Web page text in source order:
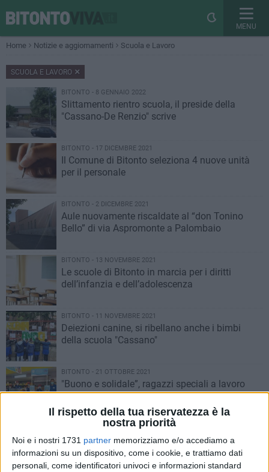
Il rispetto della tua riservatezza è la
nostra priorità
Noi e i nostri 1731 partner memorizziamo e/o accediamo a
informazioni su un dispositivo, come i cookie, e trattiamo dati
personali, come identificatori univoci e informazioni standard
MENU
Home Notizie e aggiornamenti Scuola e Lavoro
SCUOLA E LAVORO
BITONTO - 8 GENNAIO 2022
Slittamento rientro scuola, il preside della
"Cassano-De Renzio" scrive
BITONTO - 17 DICEMBRE 2021
Il Comune di Bitonto seleziona 4 nuove unità
per il personale
BITONTO - 2 DICEMBRE 2021
Aule nuovamente riscaldate al “don Tonino
Bello” di via Aspromonte a Palombaio
BITONTO - 13 NOVEMBRE 2021
Le scuole di Bitonto in marcia per i diritti
dell’infanzia e dell’adolescenza
BITONTO - 11 NOVEMBRE 2021
Deiezioni canine, si ribellano anche i bimbi
della scuola "Cassano"
BITONTO - 21 OTTOBRE 2021
"Buono e solidale”, ragazzi speciali a lavoro
con Despar-Centro Sud per la promozione
dell’uva da tavola
BITONTO - 15 OTTOBRE 2021
Dal 3 novembre stop al doppio turno nelle
scuole dell'Area Metropolitana di Bari